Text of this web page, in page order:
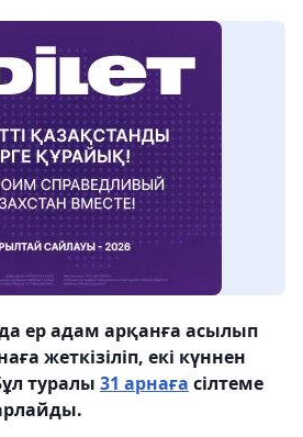
ер адам арқанға асылып
жеткізіліп, екі күннен
туралы 31 арнаға сілтеме